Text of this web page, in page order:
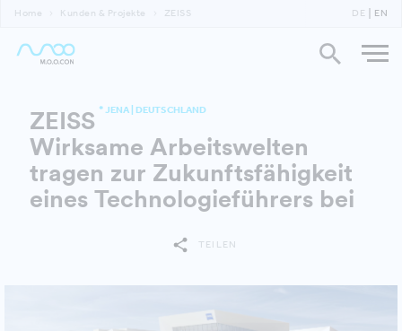
Home Kunden & Projekte ZEISS DE EN
ZEISS * JENA | DEUTSCHLAND
Wirksame Arbeitswelten
tragen zur Zukunftsfähigkeit
eines Technologieführers bei
TEILEN